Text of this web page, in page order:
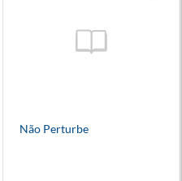
Não Perturbe